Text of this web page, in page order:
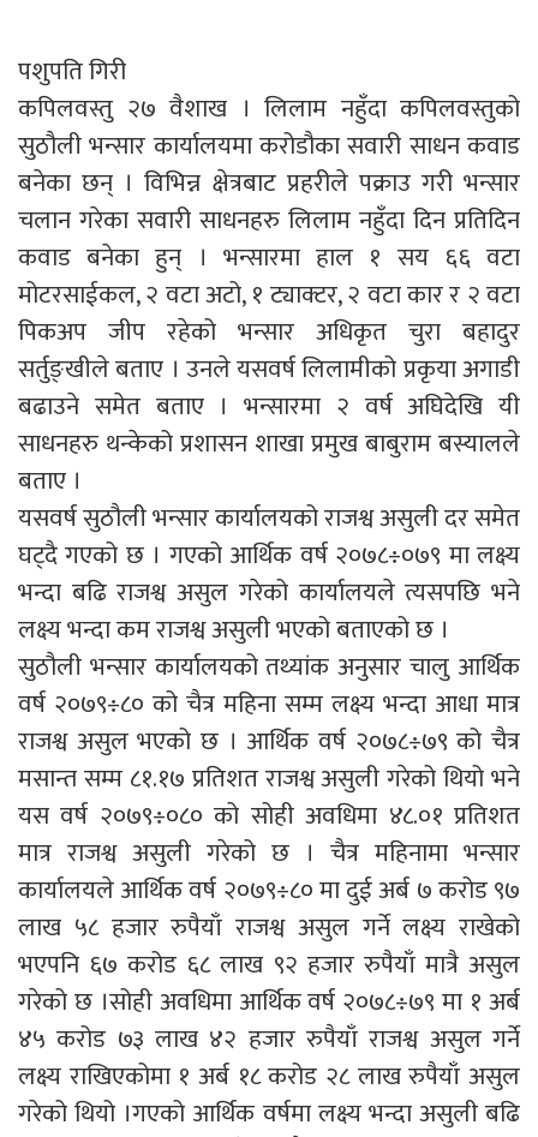
पशुपति गिरी
कपिलवस्तु २७ वैशाख । लिलाम नहुँदा कपिलवस्तुको
सुठौली भन्सार कार्यालयमा करोडौका सवारी साधन कवाड
बनेका छन् । विभिन्न क्षेत्रबाट प्रहरीले पक्राउ गरी भन्सार
चलान गरेका सवारी साधनहरु लिलाम नहुँदा दिन प्रतिदिन
कवाड बनेका हुन् । भन्सारमा हाल १ सय ६६ वटा
मोटरसाईकल, २ वटा अटो, १ ट्याक्टर, २ वटा कार र २ वटा
पिकअप जीप रहेको भन्सार अधिकृत चुरा बहादुर
सर्तुङ्खीले बताए । उनले यसवर्ष लिलामीको प्रकृया अगाडी
बढाउने समेत बताए । भन्सारमा २ वर्ष अघिदेखि यी
साधनहरु थन्केको प्रशासन शाखा प्रमुख बाबुराम बस्यालले
बताए ।
यसवर्ष सुठौली भन्सार कार्यालयको राजश्व असुली दर समेत
घट्दै गएको छ । गएको आर्थिक वर्ष २०७८÷०७९ मा लक्ष्य
भन्दा बढि राजश्व असुल गरेको कार्यालयले त्यसपछि भने
लक्ष्य भन्दा कम राजश्व असुली भएको बताएको छ ।
सुठौली भन्सार कार्यालयको तथ्यांक अनुसार चालु आर्थिक
वर्ष २०७९÷८० को चैत्र महिना सम्म लक्ष्य भन्दा आधा मात्र
राजश्व असुल भएको छ । आर्थिक वर्ष २०७८÷७९ को चैत्र
मसान्त सम्म ८१.१७ प्रतिशत राजश्व असुली गरेको थियो भने
यस वर्ष २०७९÷०८० को सोही अवधिमा ४८.०१ प्रतिशत
मात्र राजश्व असुली गरेको छ । चैत्र महिनामा भन्सार
कार्यालयले आर्थिक वर्ष २०७९÷८० मा दुई अर्ब ७ करोड ९७
लाख ५८ हजार रुपैयाँ राजश्व असुल गर्ने लक्ष्य राखेको
भएपनि ६७ करोड ६८ लाख ९२ हजार रुपैयाँ मात्रै असुल
गरेको छ ।सोही अवधिमा आर्थिक वर्ष २०७८÷७९ मा १ अर्ब
४५ करोड ७३ लाख ४२ हजार रुपैयाँ राजश्व असुल गर्ने
लक्ष्य राखिएकोमा १ अर्ब १८ करोड २८ लाख रुपैयाँ असुल
गरेको थियो ।गएको आर्थिक वर्षमा लक्ष्य भन्दा असुली बढि